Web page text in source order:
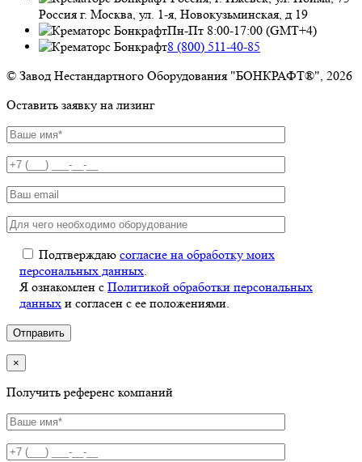
Россия г. Москва, ул. 1-я, Новокузьминская, д 19
Пн-Пт 8:00-17:00 (GMT+4)
8 (800) 511-40-85
© Завод Нестандартного Оборудования "БОНКРАФТ®", 2026
Оставить заявку на лизинг
Подтверждаю согласие на обработку моих
персональных данных
Я ознакомлен с Политикой обработки персональных
данных и согласен с ее положениями.
×
Получить референс компаний